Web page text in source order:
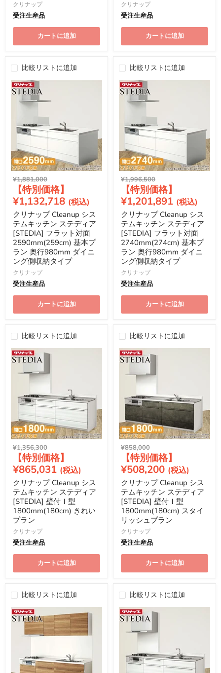
クリナップ
受注生産品
カートに追加
クリナップ
受注生産品
カートに追加
比較リストに追加
元
価
格
¥1,881,000
在
の
価
格
¥1,132,718
クリナップ Cleanup シス
テムキッチン ステディア
[STEDIA] フラット対面
2590mm(259cm) 基本プ
ラン 奥行980mm ダイニ
ング側収納タイプ
クリナップ
受注生産品
カートに追加
比較リストに追加
元
価
格
¥1,996,500
在
の
価
格
¥1,201,891
クリナップ Cleanup シス
テムキッチン ステディア
[STEDIA] フラット対面
2740mm(274cm) 基本プ
ラン 奥行980mm ダイニ
ング側収納タイプ
クリナップ
受注生産品
カートに追加
比較リストに追加
元
価
格
¥1,356,300
在
の
価
格
¥865,031
クリナップ Cleanup シス
テムキッチン ステディア
[STEDIA] 壁付Ｉ型
1800mm(180cm) きれい
プラン
クリナップ
受注生産品
カートに追加
比較リストに追加
元
価
格
¥858,000
在
の
価
格
¥508,200
クリナップ Cleanup シス
テムキッチン ステディア
[STEDIA] 壁付Ｉ型
1800mm(180cm) スタイ
リッシュプラン
クリナップ
受注生産品
カートに追加
比較リストに追加 比較リストに追加